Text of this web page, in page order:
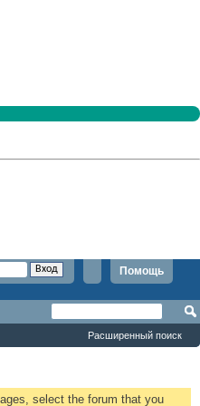
Помощь
Расширенный поиск
select the forum that you